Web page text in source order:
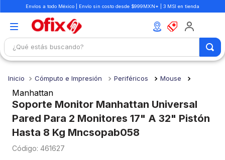
Envíos a todo México | Envío sin costo desde $999MXN* | 3 MSI en tienda
¿Qué estás buscando?
Cómputo e Impresión Periféricos Mouse
Manhattan
Soporte Monitor Manhattan Universal
Pared Para 2 Monitores 17" A 32" Pistón
Hasta 8 Kg Mncsopab058
: 461627
1.
mochilas
2.
libretas
3.
cuaderno
4.
cuadernos
5.
colores